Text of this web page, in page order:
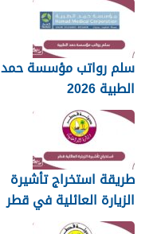
سلم رواتب مؤسسة حمد
الطبية 2026
طريقة استخراج تأشيرة
الزيارة العائلية في قطر
2026